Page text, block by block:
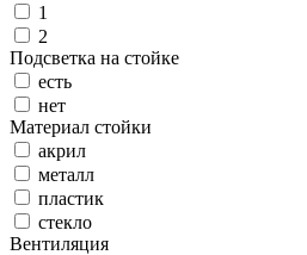
1
2
Подсветка на стойке
есть
нет
Материал стойки
акрил
металл
пластик
стекло
Вентиляция